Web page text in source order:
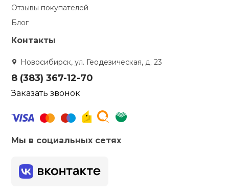
Отзывы покупателей
Блог
Контакты
Новосибирск, ул. Геодезическая, д. 23
8 (383) 367-12-70
Заказать звонок
Мы в социальных сетях